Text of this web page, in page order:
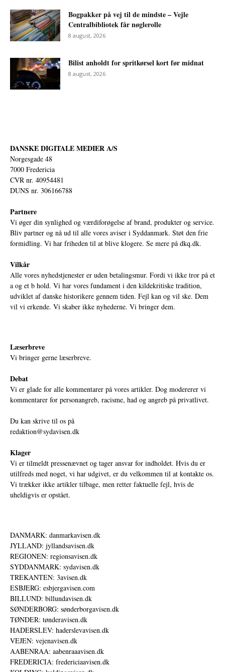
Bogpakker på vej til de mindste – Vejle
Centralbibliotek får nøglerolle
8 august, 2026
Bilist anholdt for spritkørsel kort før midnat
8 august, 2026
DANSKE DIGITALE MEDIER A/S
Norgesgade 48
7000 Fredericia
CVR nr. 40954481
DUNS nr. 306166788
Partnere
Vi øger din synlighed og værdiforøgelse af brand, produkter og service.
Bliv partner og nå ud til alle vores aviser i Syddanmark. Støt den frie
formidling. Vi har friheden til at blive klogere. Se mere på dkq.dk.
Vilkår
Alle vores nyhedstjenester er uden betalingsmur. Fordi vi ikke tror på et
a og et b hold. Vi har vores fundament i den kildekritiske tradition,
udviklet af danske historikere gennem tiden. Fejl kan og vil ske. Dem
vil vi erkende. Vi skaber ikke nyhederne. Vi bringer dem.
Læserbreve
Vi bringer gerne læserbreve.
Debat
Vi er glade for alle kommentarer på vores artikler. Dog modererer vi
kommentarer for personangreb, racisme, had og angreb på privatlivet.
Du kan skrive til os på
redaktion@sydavisen.dk
Klager
Vi er tilmeldt pressenævnet og tager ansvar for indholdet. Hvis du er
utilfreds med noget, vi har udgivet, er du velkommen til at kontakte os.
Vi trækker ikke artikler tilbage, men retter faktuelle fejl, hvis de
uheldigvis er opstået.
DANMARK: danmarkavisen.dk
JYLLAND: jyllandsavisen.dk
REGIONEN: regionsavisen.dk
SYDDANMARK: sydavisen.dk
TREKANTEN: 3avisen.dk
ESBJERG: esbjergavisen.com
BILLUND: billundavisen.dk
SØNDERBORG: sønderborgavisen.dk
TØNDER: tønderavisen.dk
HADERSLEV: haderslevavisen.dk
VEJEN: vejenavisen.dk
AABENRAA: aabenraaavisen.dk
FREDERICIA: fredericiaavisen.dk